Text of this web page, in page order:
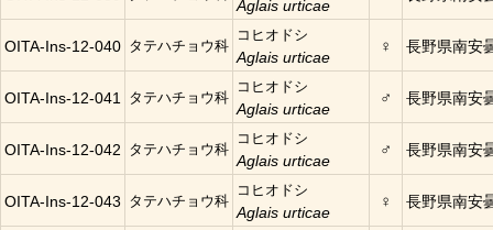
Aglais urticae
OITA-Ins-12-040 タテハチョウ科
コヒオドシ
Aglais urticae
♀ 長野県南安
OITA-Ins-12-041 タテハチョウ科
コヒオドシ
Aglais urticae
♂ 長野県南安
OITA-Ins-12-042 タテハチョウ科
コヒオドシ
Aglais urticae
♂ 長野県南安
OITA-Ins-12-043 タテハチョウ科
コヒオドシ
Aglais urticae
♀ 長野県南安